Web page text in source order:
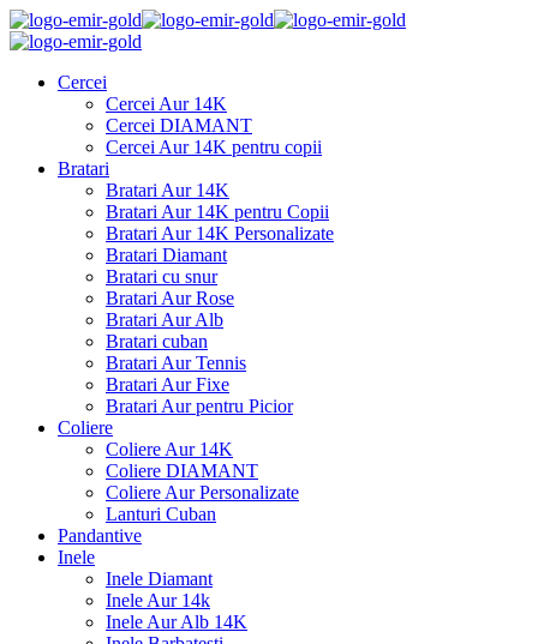
Cercei
Cercei Aur 14K
Cercei DIAMANT
Cercei Aur 14K pentru copii
Bratari
Bratari Aur 14K
Bratari Aur 14K pentru Copii
Bratari Aur 14K Personalizate
Bratari Diamant
Bratari cu snur
Bratari Aur Rose
Bratari Aur Alb
Bratari cuban
Bratari Aur Tennis
Bratari Aur Fixe
Bratari Aur pentru Picior
Coliere
Coliere Aur 14K
Coliere DIAMANT
Coliere Aur Personalizate
Lanturi Cuban
Pandantive
Inele
Inele Diamant
Inele Aur 14k
Inele Aur Alb 14K